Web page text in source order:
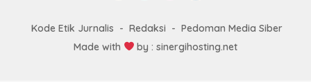
Kode Etik Jurnalis Redaksi
Pedoman Media Siber
Made with
by : sinergihosting.net